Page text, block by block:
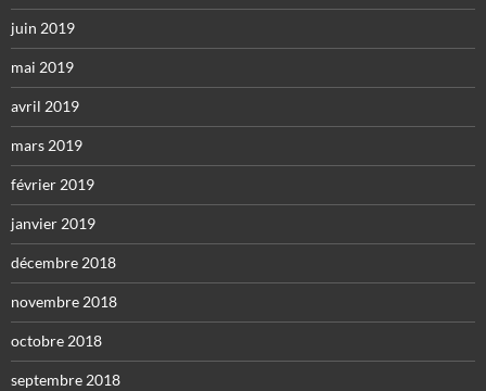
juin 2019
mai 2019
avril 2019
mars 2019
février 2019
janvier 2019
décembre 2018
novembre 2018
octobre 2018
septembre 2018